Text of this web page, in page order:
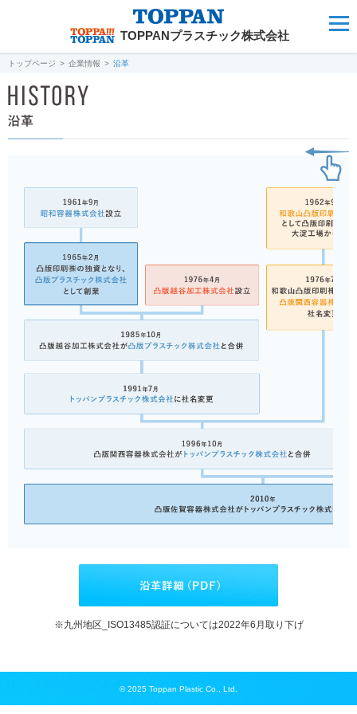
TOPPANプラスチック株式会社
トップページ 企業情報 沿革
※九州地区_ISO13485認証については2022年6月取り下げ
© 2025 Toppan Plastic Co., Ltd.